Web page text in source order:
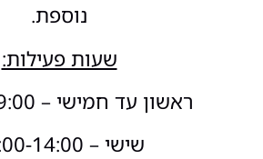
נוספת.
שעות פעילות:
ראשון עד חמישי – 08:00-19:00
שישי – 08:00-14:00